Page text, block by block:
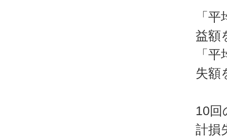
「
益額
「
失額
10回
計損